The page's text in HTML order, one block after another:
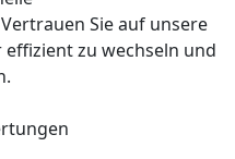
Sie auf unsere
zu wechseln und